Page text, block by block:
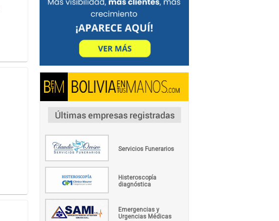
Servicios Funerarios
Histeroscopía
diagnóstica
Emergencias y
Urgencias Médicas